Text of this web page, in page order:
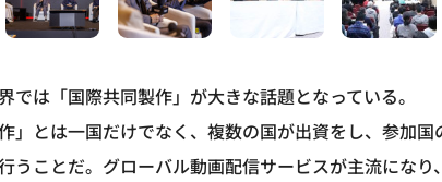
では「国際共同製作」が大きな話題となっている。
作」とは一国だけでなく、複数の国が出資をし、参加
うことだ。グローバル動画配信サービスが主流にな